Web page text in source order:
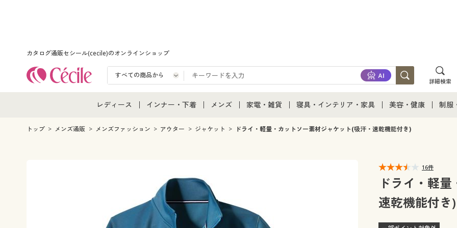
カタログ通販セシール(cecile)のオンラインショップ
詳細検索
レディース
レディース通販すべて
インナー・下着
インナー・下着通販すべて
メンズ下着
ジュニア・ティーンズ下着
メンズ
メンズ通販すべて
家電・雑貨
家電・雑貨すべて
寝具・インテリア・家具
寝具・インテリア・家具通販すべて
カーテン・ラグ・ファブリック
美容・健康
美容・健康通販すべ
制服
ジ
トップ メンズ通販 メンズファッション アウター ジャケット ドライ・軽量・カットソー素材ジャケット(吸汗・速乾機能付き)
16件
ドライ・軽
速乾機能付き)